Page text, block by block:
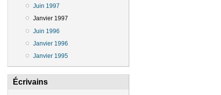
Juin 1997
Janvier 1997
Juin 1996
Janvier 1996
Janvier 1995
Écrivains